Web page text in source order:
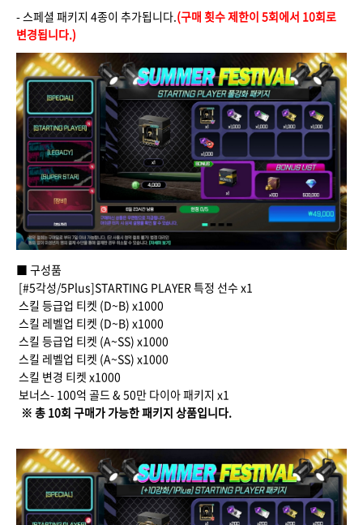
- 스페셜 패키지 4종이 추가됩니다. (구매 횟수 제한이 5회에서 10회로
변경됩니다.)
■ 구성품
[#5각성/5Plus]STARTING PLAYER 특정 선수 x1
스킬 등급업 티켓 (D~B) x1000
스킬 레벨업 티켓 (D~B) x1000
스킬 등급업 티켓 (A~SS) x1000
스킬 레벨업 티켓 (A~SS) x1000
스킬 변경 티켓 x1000
보너스- 100억 골드 & 50만 다이아 패키지 x1
※ 총 10회 구매가 가능한 패키지 상품입니다.